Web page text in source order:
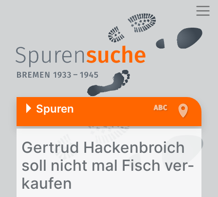
Spuren
Ger­trud Ha­cken­broich
soll nicht mal Fisch ver­
kau­fen